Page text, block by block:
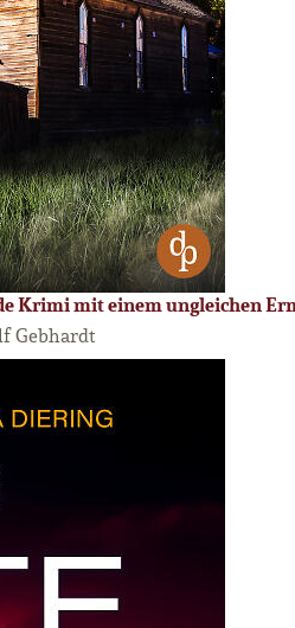
Krimi mit einem ungleichen
Gebhardt